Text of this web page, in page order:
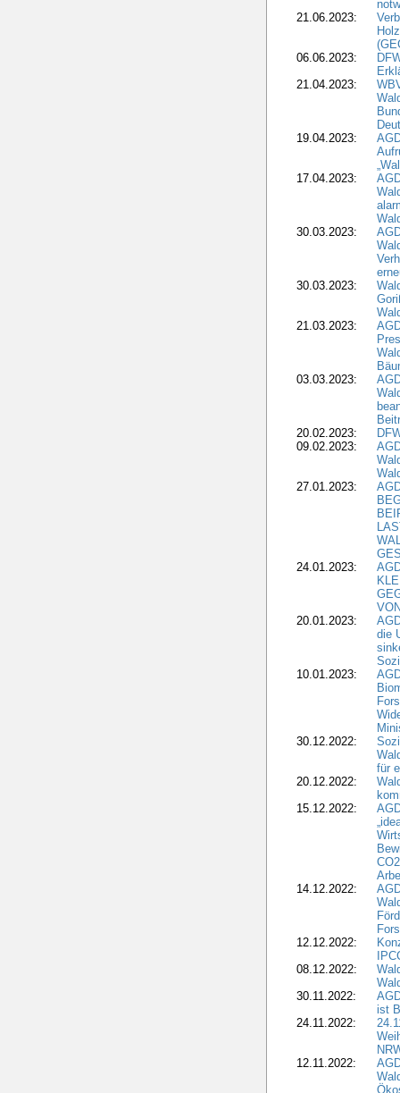
21.06.2023:
06.06.2023:
21.04.2023:
19.04.2023:
17.04.2023:
30.03.2023:
30.03.2023:
21.03.2023:
03.03.2023:
20.02.2023:
09.02.2023:
27.01.2023:
24.01.2023:
20.01.2023:
die
10.01.2023:
30.12.2022:
für
20.12.2022:
15.12.2022:
14.12.2022:
12.12.2022:
08.12.2022:
30.11.2022:
ist
24.11.2022:
12.11.2022: